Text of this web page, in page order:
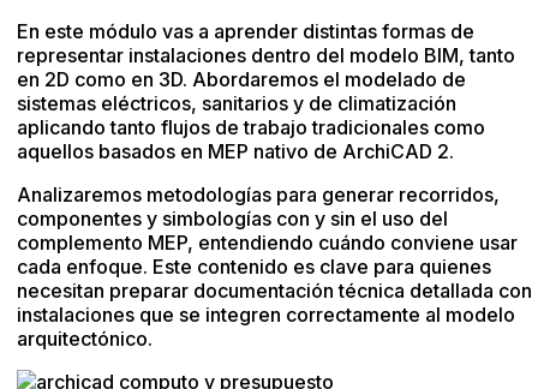
En este módulo vas a aprender distintas formas de
representar instalaciones dentro del modelo BIM, tanto
en 2D como en 3D. Abordaremos el modelado de
sistemas eléctricos, sanitarios y de climatización
aplicando tanto flujos de trabajo tradicionales como
aquellos basados en MEP nativo de ArchiCAD 2.
Analizaremos metodologías para generar recorridos,
componentes y simbologías con y sin el uso del
complemento MEP, entendiendo cuándo conviene usar
cada enfoque. Este contenido es clave para quienes
necesitan preparar documentación técnica detallada con
instalaciones que se integren correctamente al modelo
arquitectónico.